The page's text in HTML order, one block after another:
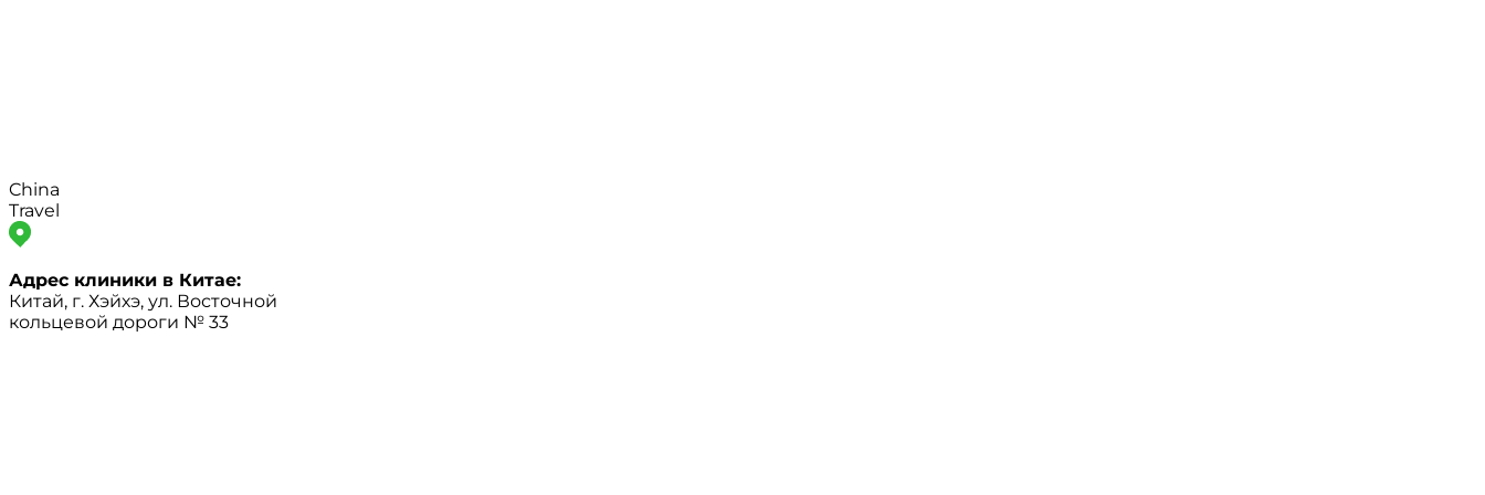
China
Travel
Адрес клиники в Китае:
Китай, г. Хэйхэ, ул. Восточной
кольцевой дороги № 33